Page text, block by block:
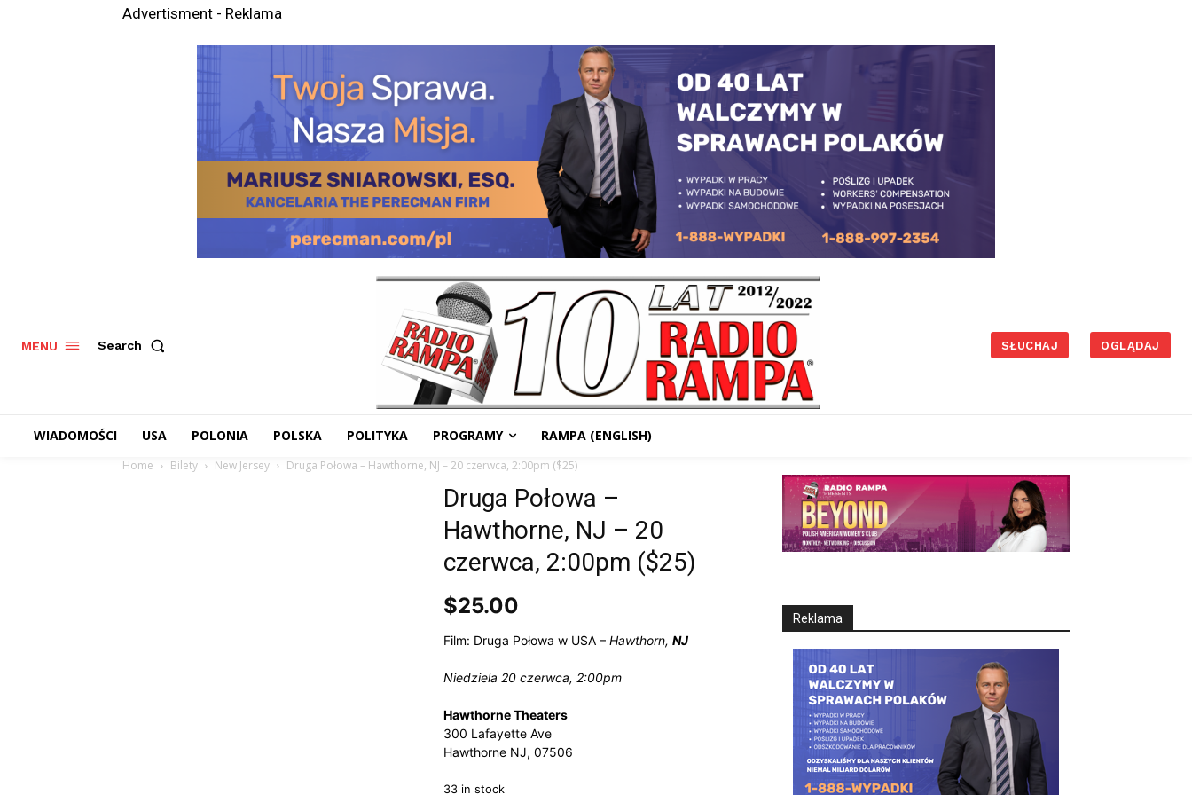
Advertisment - Reklama
MENU Search SŁUCHAJ OGLĄDAJ
WIADOMOŚCI USA POLONIA POLSKA POLITYKA PROGRAMY RAMPA (ENGLISH)
Home Bilety New Jersey Druga Połowa – Hawthorne, NJ – 20 czerwca, 2:00pm ($25)
Druga Połowa –
Hawthorne, NJ – 20
czerwca, 2:00pm ($25)
$25.00
Film: Druga Połowa w USA – Hawthorn, NJ
Niedziela 20 czerwca, 2:00pm
Hawthorne Theaters
300 Lafayette Ave
Hawthorne NJ, 07506
33 in stock
Reklama